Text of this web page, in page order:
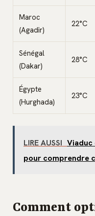
Maroc
(Agadir)
22°C
Sénégal
(Dakar)
28°C
Égypte
(Hurghada)
23°C
LIRE AUSSI Viaduc
pour comprendre
Comment